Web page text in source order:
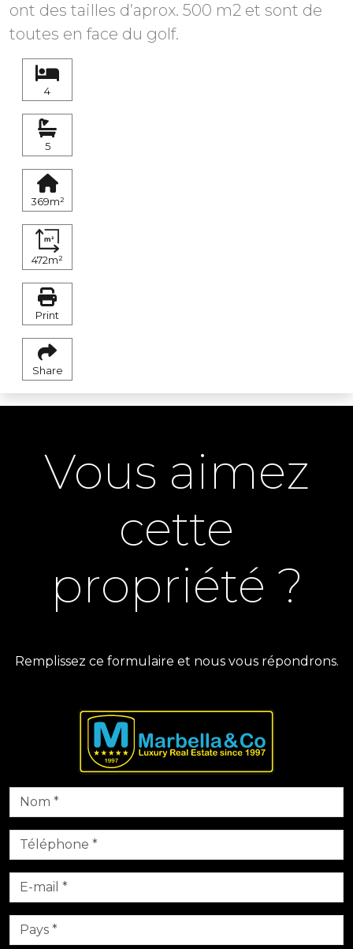
ont des tailles d’aprox. 500 m2 et sont de
4
5
369m²
472m²
Print
Share
Vous aimez
cette
propriété ?
Remplissez ce formulaire et nous vous répondrons.